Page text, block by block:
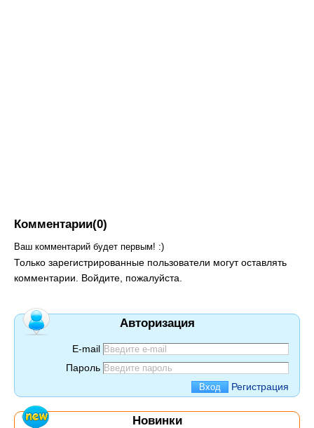
Комментарии(0)
Ваш комментарий будет первым! :)
Только зарегистрированные пользователи могут оставлять
комментарии. Войдите, пожалуйста.
Авторизация
E-mail
Пароль
Регистрация
Новинки